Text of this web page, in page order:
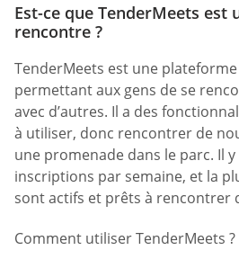
Est-ce que TenderMeets est
rencontre ?
TenderMeets est une
permettant aux gens de se
avec d’autres. Il a des
à utiliser, donc rencontrer de
une promenade dans le parc. Il
inscriptions par semaine, et la
sont actifs et prêts à rencontrer
Comment utiliser TenderMeets ?